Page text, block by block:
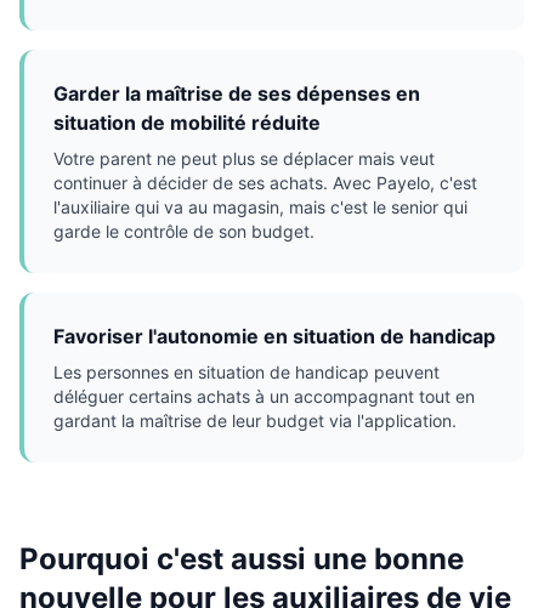
Garder la maîtrise de ses dépenses en
situation de mobilité réduite
Votre parent ne peut plus se déplacer mais veut
continuer à décider de ses achats. Avec Payelo, c'est
l'auxiliaire qui va au magasin, mais c'est le senior qui
garde le contrôle de son budget.
Favoriser l'autonomie en situation de handicap
Les personnes en situation de handicap peuvent
déléguer certains achats à un accompagnant tout en
gardant la maîtrise de leur budget via l'application.
Pourquoi c'est aussi une bonne
nouvelle pour les auxiliaires de vie